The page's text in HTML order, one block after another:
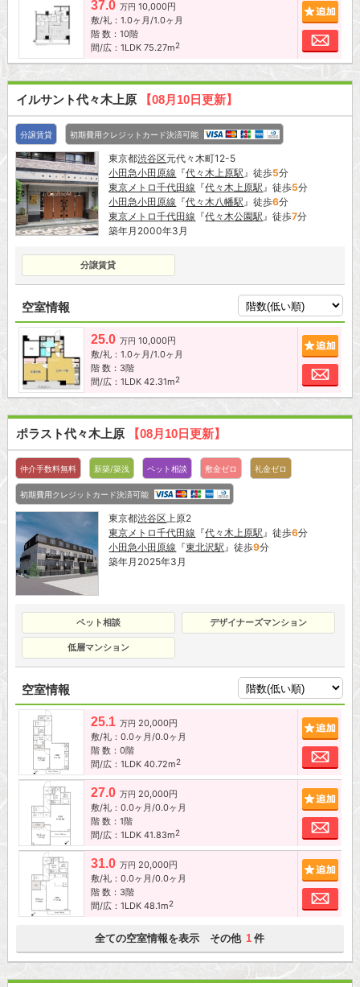
37.0 万円 10,000円
敷/礼：1.0ヶ月/1.0ヶ月
階 数：10階
間/広：1LDK 75.27m2
お
イルサント代々木上原 【08月10日更新】
分譲賃貸 初期費用クレジットカード決済可能
東京都渋谷区元代々木町12-5
小田急小田原線 『代々木上原駅』徒歩5分
東京メトロ千代田線 『代々木上原駅』徒歩5分
小田急小田原線 『代々木八幡駅』徒歩6分
東京メトロ千代田線 『代々木公園駅』徒歩7分
築年月2000年3月
分譲賃貸
空室情報
25.0 万円 10,000円
敷/礼：1.0ヶ月/1.0ヶ月
階 数：3階
間/広：1LDK 42.31m2
お
ポラスト代々木上原 【08月10日更新】
仲介手数料無料 新築/築浅 ペット相談 敷金ゼロ 礼金ゼロ
初期費用クレジットカード決済可能
東京都渋谷区上原2
東京メトロ千代田線 『代々木上原駅』徒歩6分
小田急小田原線 『東北沢駅』徒歩9分
築年月2025年3月
ペット相談 デザイナーズマンション
低層マンション
空室情報
25.1 万円 20,000円
敷/礼：0.0ヶ月/0.0ヶ月
階 数：0階
間/広：1LDK 40.72m2
お
27.0 万円 20,000円
敷/礼：0.0ヶ月/0.0ヶ月
階 数：1階
間/広：1LDK 41.83m2
お
31.0 万円 20,000円
敷/礼：0.0ヶ月/0.0ヶ月
階 数：3階
間/広：1LDK 48.1m2
お
全ての空室情報を表示 その他 1 件